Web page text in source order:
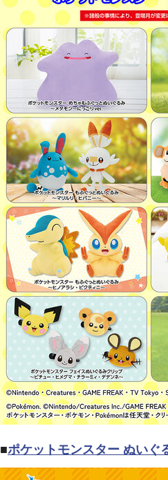
■ポケットモンスター ぬいぐ